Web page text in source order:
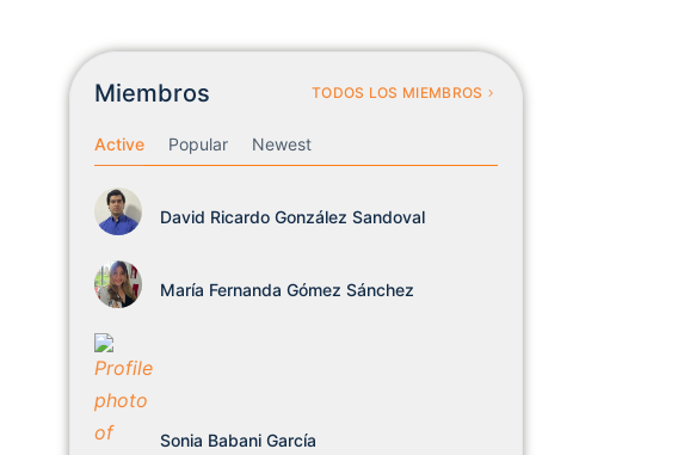
Miembros TODOS LOS MIEMBROS
Active Popular Newest
David Ricardo González Sandoval
María Fernanda Gómez Sánchez
Sonia Babani García